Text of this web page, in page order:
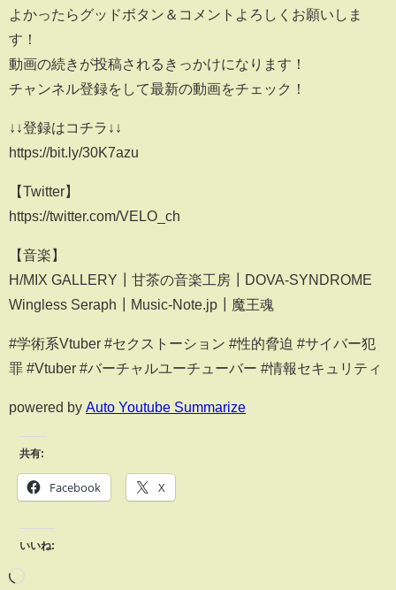
よかったらグッドボタン＆コメントよろしくお願いしま
す！
動画の続きが投稿されるきっかけになります！
チャンネル登録をして最新の動画をチェック！
↓↓登録はコチラ↓↓
https://bit.ly/30K7azu
【Twitter】
https://twitter.com/VELO_ch
【音楽】
H/MIX GALLERY┃甘茶の音楽工房┃DOVA-SYNDROME
Wingless Seraph┃Music-Note.jp┃魔王魂
#学術系Vtuber #セクストーション #性的脅迫 #サイバー犯
罪 #Vtuber​​​ #バーチャルユーチューバー​​ #情報セキュリティ
powered by Auto Youtube Summarize
共有:
Facebook X
いいね: